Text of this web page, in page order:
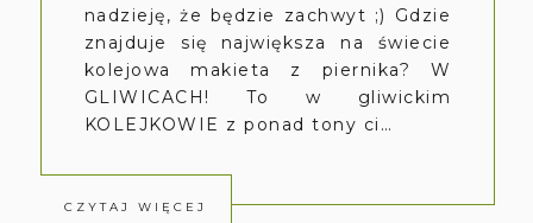
nadzieję, że będzie zachwyt ;) Gdzie
znajduje się największa na świecie
kolejowa makieta z piernika? W
GLIWICACH! To w gliwickim
KOLEJKOWIE z ponad tony ci…
CZYTAJ WIĘCEJ